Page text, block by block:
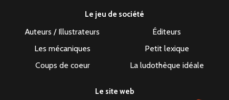
Le jeu de société
Auteurs / Illustrateurs
Éditeurs
Les mécaniques
Petit lexique
Coups de coeur
La ludothèque idéale
Le site web